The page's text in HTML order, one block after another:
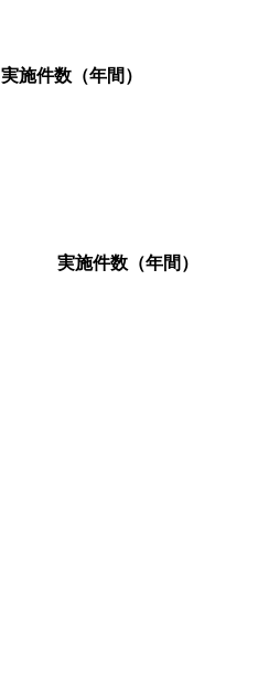
実施件数（年間）
実施件数（年間）